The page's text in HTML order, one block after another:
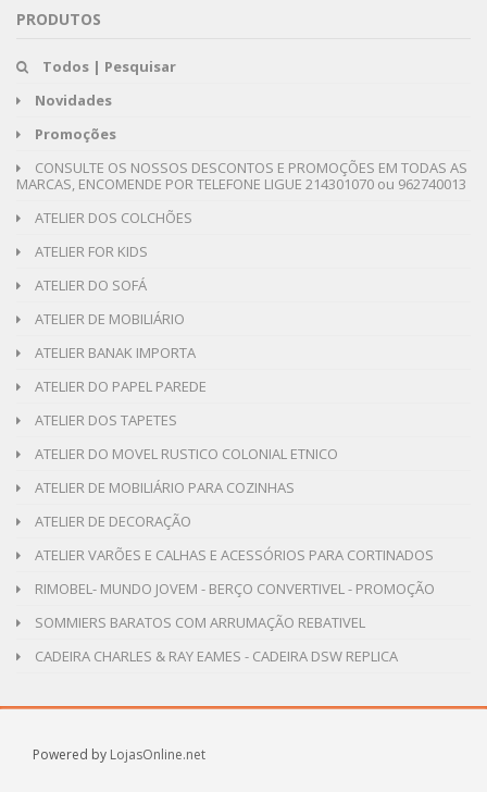
PRODUTOS
Todos | Pesquisar
Novidades
Promoções
CONSULTE OS NOSSOS DESCONTOS E PROMOÇÕES EM TODAS AS
MARCAS, ENCOMENDE POR TELEFONE LIGUE 214301070 ou 962740013
ATELIER DOS COLCHÕES
ATELIER FOR KIDS
ATELIER DO SOFÁ
ATELIER DE MOBILIÁRIO
ATELIER BANAK IMPORTA
ATELIER DO PAPEL PAREDE
ATELIER DOS TAPETES
ATELIER DO MOVEL RUSTICO COLONIAL ETNICO
ATELIER DE MOBILIÁRIO PARA COZINHAS
ATELIER DE DECORAÇÃO
ATELIER VARÕES E CALHAS E ACESSÓRIOS PARA CORTINADOS
RIMOBEL- MUNDO JOVEM - BERÇO CONVERTIVEL - PROMOÇÃO
SOMMIERS BARATOS COM ARRUMAÇÃO REBATIVEL
CADEIRA CHARLES & RAY EAMES - CADEIRA DSW REPLICA
Powered by LojasOnline.net